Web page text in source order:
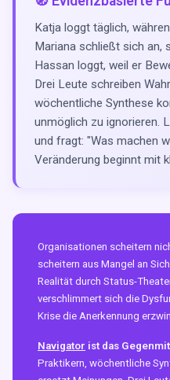
Katja loggt täglich,
Mariana schließt sich an,
Hassan loggt, weil er
Drei Leute schreiben
wöchentliche Synthese
unmöglich zu ignorieren.
und fragt: "Was machen
Veränderung beginnt mit
Organisationen scheitern
scheitern aus Mangel an
Realität durch Status-
verschlimmert sich die
Krise die Anerkennung
Navigator ist das
Praktikern, wöchentliche